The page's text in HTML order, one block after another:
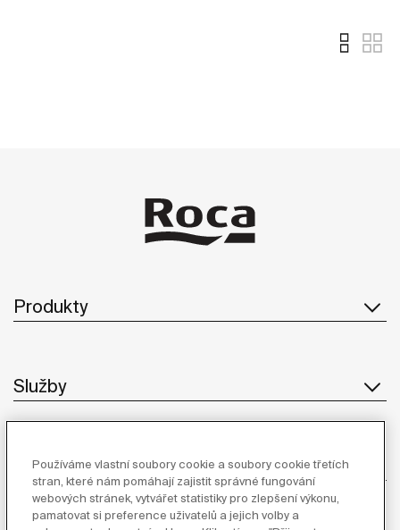
Produkty
Služby
O Společnosti
Používáme vlastní soubory cookie a soubory cookie třetích
stran, které nám pomáhají zajistit správné fungování
webových stránek, vytvářet statistiky pro zlepšení výkonu,
pamatovat si preference uživatelů a jejich volby a